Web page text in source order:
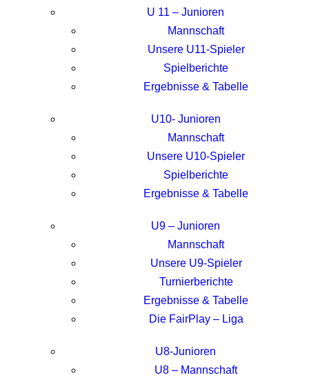
U 11 – Junioren
Mannschaft
Unsere U11-Spieler
Spielberichte
Ergebnisse & Tabelle
U10- Junioren
Mannschaft
Unsere U10-Spieler
Spielberichte
Ergebnisse & Tabelle
U9 – Junioren
Mannschaft
Unsere U9-Spieler
Turnierberichte
Ergebnisse & Tabelle
Die FairPlay – Liga
U8-Junioren
U8 – Mannschaft